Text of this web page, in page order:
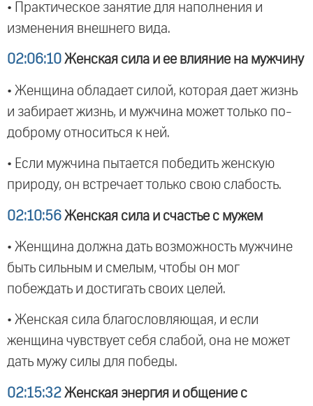
• Практическое занятие для наполнения и
изменения внешнего вида.
02:06:10 Женская сила и ее влияние на мужчину
• Женщина обладает силой, которая дает жизнь
и забирает жизнь, и мужчина может только по-
доброму относиться к ней.
• Если мужчина пытается победить женскую
природу, он встречает только свою слабость.
02:10:56 Женская сила и счастье с мужем
• Женщина должна дать возможность мужчине
быть сильным и смелым, чтобы он мог
побеждать и достигать своих целей.
• Женская сила благословляющая, и если
женщина чувствует себя слабой, она не может
дать мужу силы для победы.
02:15:32 Женская энергия и общение с